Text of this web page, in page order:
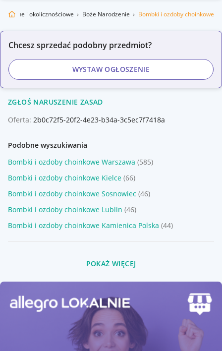
i okolicznościowe Boże Narodzenie Bombki i ozdoby choinkowe
Chcesz sprzedać podobny przedmiot?
WYSTAW OGŁOSZENIE
ZGŁOŚ NARUSZENIE ZASAD
Oferta: 2b0c72f5-20f2-4e23-b34a-3c5ec7f7418a
Podobne wyszukiwania
Bombki i ozdoby choinkowe Warszawa (585)
Bombki i ozdoby choinkowe Kielce (66)
Bombki i ozdoby choinkowe Sosnowiec (46)
Bombki i ozdoby choinkowe Lublin (46)
Bombki i ozdoby choinkowe Kamienica Polska (44)
POKAŻ WIĘCEJ